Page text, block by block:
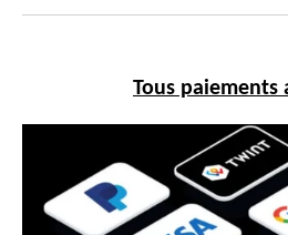
Tous paiements